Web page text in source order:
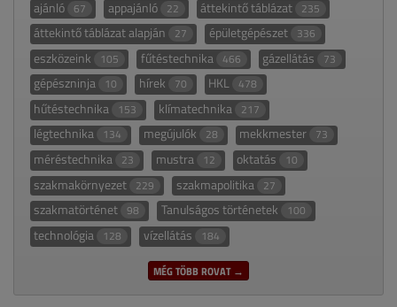
ajánló 67 appajánló 22 áttekintő táblázat 235
áttekintő táblázat alapján 27 épületgépészet 336
eszközeink 105 fűtéstechnika 466 gázellátás 73
gépészninja 10 hírek 70 HKL 478
hűtéstechnika 153 klímatechnika 217
légtechnika 134 megújulók 28 mekkmester 73
méréstechnika 23 mustra 12 oktatás 10
szakmakörnyezet 229 szakmapolitika 27
szakmatörténet 98 Tanulságos történetek 100
technológia 128 vízellátás 184
MÉG TÖBB ROVAT →